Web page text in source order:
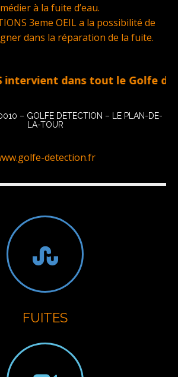
à la fuite d’eau.
3eme OEIL a la possibilité de
dans la réparation de la fuite.
dans tout le Golfe de St
– GOLFE DETECTION – LE PLAN-DE-
LA-TOUR
detection.fr
FUITES